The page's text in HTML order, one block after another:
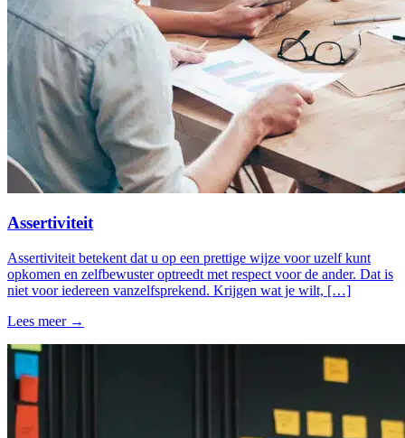
Assertiviteit
Assertiviteit betekent dat u op een prettige wijze voor uzelf kunt
opkomen en zelfbewuster optreedt met respect voor de ander. Dat is
niet voor iedereen vanzelfsprekend. Krijgen wat je wilt, […]
Lees meer →